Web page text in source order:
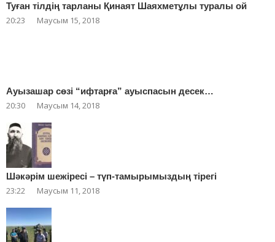
Туған тілдің тарланы Қинаят Шаяхметұлы туралы ой
20:23 Маусым 15, 2018
Ауызашар сөзі “ифтарға” ауыспасын десек…
20:30 Маусым 14, 2018
Шәкәрім шежіресі – түп-тамырымыздың тірегі
23:22 Маусым 11, 2018